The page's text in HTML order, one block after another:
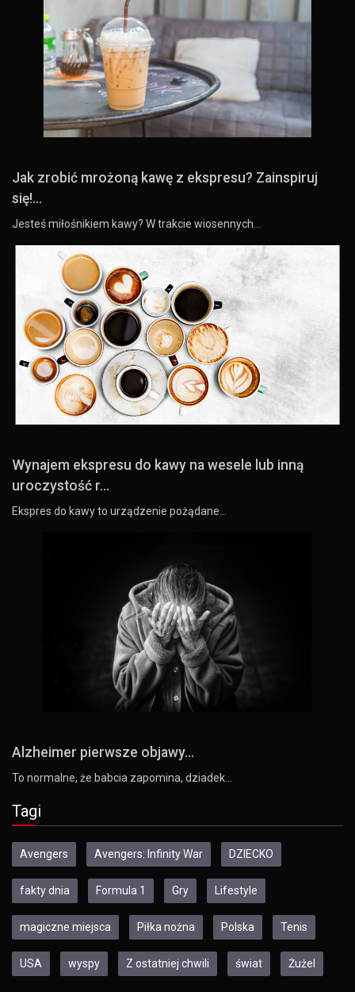
Jak zrobić mrożoną kawę z ekspresu? Zainspiruj
się!...
Jesteś miłośnikiem kawy? W trakcie wiosennych…
Wynajem ekspresu do kawy na wesele lub inną
uroczystość r...
Ekspres do kawy to urządzenie pożądane…
Alzheimer pierwsze objawy...
To normalne, że babcia zapomina, dziadek…
Tagi
Avengers Avengers: Infinity War DZIECKO
fakty dnia Formula 1 Gry Lifestyle
magiczne miejsca Piłka nożna Polska Tenis
USA wyspy Z ostatniej chwili świat Żużel